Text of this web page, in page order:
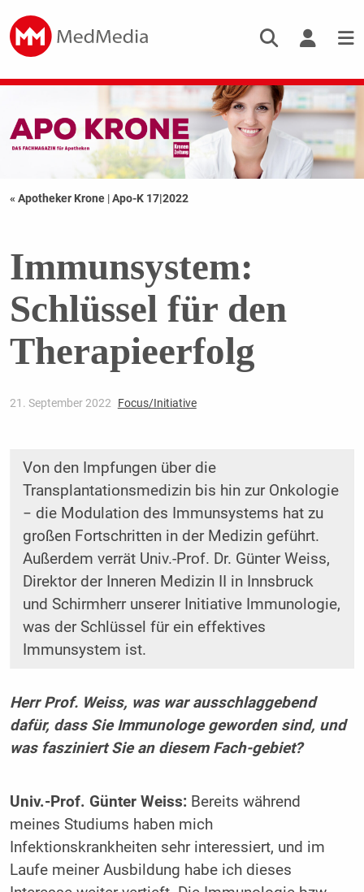
« Apotheker Krone |Apo-K 17|2022
Immunsystem:
Schlüssel für den
Therapieerfolg
21. September 2022 Focus/Initiative
Von den Impfungen über die
Transplantationsmedizin bis hin zur Onkologie
− die Modulation des Immunsystems hat zu
großen Fortschritten in der Medizin geführt.
Außerdem verrät Univ.-Prof. Dr. Günter Weiss,
Direktor der Inneren Medizin II in Innsbruck
und Schirmherr unserer Initiative Immunologie,
was der Schlüssel für ein effektives
Immunsystem ist.
Herr Prof. Weiss, was war ausschlaggebend
dafür, dass Sie Immunologe geworden sind, und
was fasziniert Sie an diesem Fach‑gebiet?
Univ.-Prof. Günter Weiss:Bereits während
meines Studiums haben mich
Infektionskrankheiten sehr interessiert, und im
Laufe meiner Ausbildung habe ich dieses